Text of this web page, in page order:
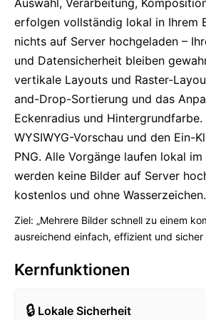
erfolgen vollständig lokal in Ihrem
nichts auf Server hochgeladen –
und Datensicherheit bleiben
vertikale Layouts und Raster-
and-Drop-Sortierung und das
Eckenradius und
WYSIWYG-Vorschau und den Ein-
PNG. Alle Vorgänge laufen lokal
werden keine Bilder auf Server
kostenlos und ohne Wasserzeichen.
Ziel: „Mehrere Bilder schnell zu einem
ausreichend einfach, effizient und sicher
Kernfunktionen
🔒 Lokale Sicherheit